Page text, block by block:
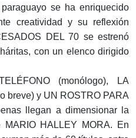
se ha enriquecido
creatividad y su reflexión
DEL 70 se estrenó
con un elenco dirigido
(monólogo), LA
breve) y UN ROSTRO PARA
llegan a dimensionar la
MARIO HALLEY MORA. En